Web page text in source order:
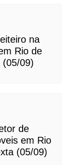
na
Rio de
(05/09)
de
em Rio
(05/09)